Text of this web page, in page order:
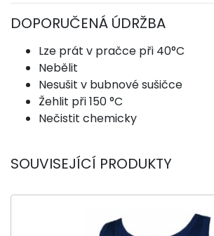
DOPORUČENÁ ÚDRŽBA
Lze prát v pračce při 40°C
Nebělit
Nesušit v bubnové sušičce
Žehlit při 150 °C
Nečistit chemicky
SOUVISEJÍCÍ PRODUKTY